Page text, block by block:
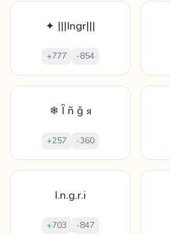
✦ |||Ingr|||
+777 -854
❄ Ȋ ñ ǧ ᴙ
+257 -360
I.n.g.r.i
+703 -847